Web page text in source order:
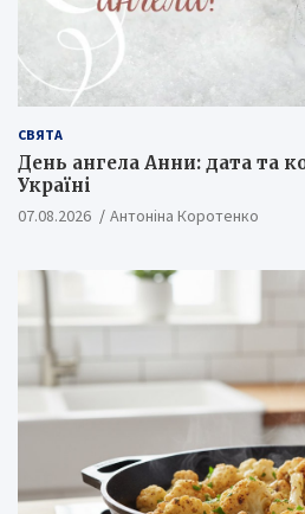
СВЯТА
День ангела Анни: дата та
Україні
07.08.2026 Антоніна Коротенко